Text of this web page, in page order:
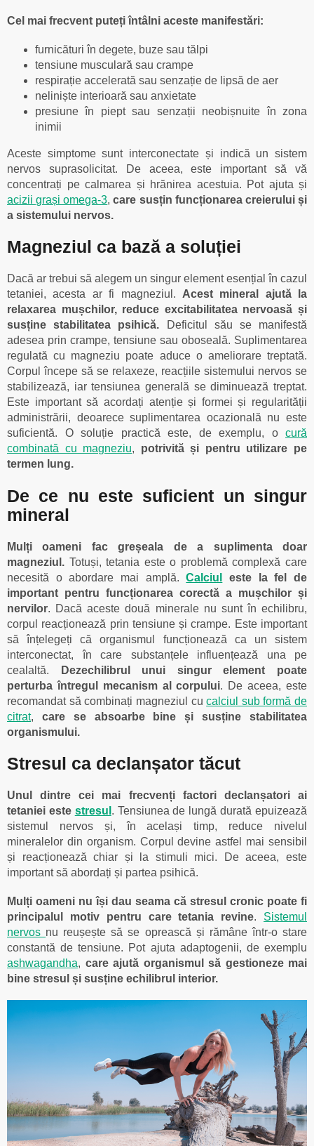
Cel mai frecvent puteți întâlni aceste manifestări:
furnicături în degete, buze sau tălpi
tensiune musculară sau crampe
respirație accelerată sau senzație de lipsă de aer
neliniște interioară sau anxietate
presiune în piept sau senzații neobișnuite în zona
inimii
Aceste simptome sunt interconectate și indică un sistem
nervos suprasolicitat. De aceea, este important să vă
concentrați pe calmarea și hrănirea acestuia. Pot ajuta și
acizii grași omega-3, care susțin funcționarea creierului și
a sistemului nervos.
Magneziul ca bază a soluției
Dacă ar trebui să alegem un singur element esențial în cazul
tetaniei, acesta ar fi magneziul. Acest mineral ajută la
relaxarea mușchilor, reduce excitabilitatea nervoasă și
susține stabilitatea psihică.
Deficitul său se manifestă
adesea prin crampe, tensiune sau oboseală. Suplimentarea
regulată cu magneziu poate aduce o ameliorare treptată.
Corpul începe să se relaxeze, reacțiile sistemului nervos se
stabilizează, iar tensiunea generală se diminuează treptat.
Este important să acordați atenție și formei și regularității
administrării, deoarece suplimentarea ocazională nu este
suficientă. O soluție practică este, de exemplu, o cură
combinată cu magneziu, potrivită și pentru utilizare pe
termen lung.
De ce nu este suficient un singur
mineral
Mulți oameni fac greșeala de a suplimenta doar
magneziul. Totuși, tetania este o problemă complexă care
necesită o abordare mai amplă.Calciul
este la fel de
important pentru funcționarea corectă a mușchilor și
nervilor. Dacă aceste două minerale nu sunt în echilibru,
corpul reacționează prin tensiune și crampe. Este important
să înțelegeți că organismul funcționează ca un sistem
interconectat, în care substanțele influențează una pe
cealaltă.
Dezechilibrul unui singur element poate
perturba întregul mecanism al corpului. De aceea, este
recomandat să combinați magneziul cucalciul sub formă de
citrat, care se absoarbe bine și susține stabilitatea
organismului.
Stresul ca declanșator tăcut
Unul dintre cei mai frecvenți factori declanșatori ai
tetaniei este stresul . Tensiunea de lungă durată epuizează
sistemul nervos și, în același timp, reduce nivelul
mineralelor din organism. Corpul devine astfel mai sensibil
și reacționează chiar și la stimuli mici.
De aceea, este
important să abordați și partea psihică.
Mulți oameni nu își dau seama că stresul cronic poate fi
principalul motiv pentru care tetania revine. Sistemul
nervos nu reușește să se oprească și rămâne într-o stare
constantă de tensiune. Pot ajuta adaptogenii, de exemplu
ashwagandha, care ajută organismul să gestioneze mai
bine stresul și susține echilibrul interior.